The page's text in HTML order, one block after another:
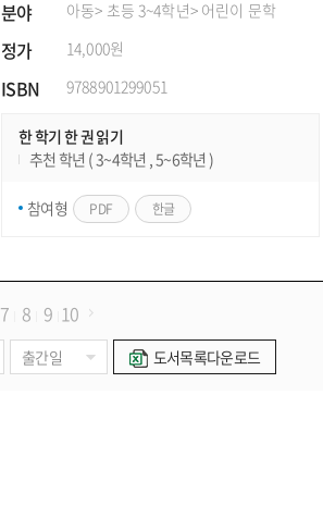
분야 아동> 초등 3~4학년> 어린이 문학
정가 14,000원
ISBN 9788901299051
한 학기 한 권 읽기
추천 학년 ( 3~4학년 , 5~6학년 )
참여형 PDF 한글
7 8 9 10
도서목록다운로드